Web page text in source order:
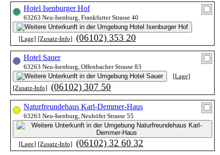
Hotel Isenburger Hof
63263 Neu-Isenburg, Frankfurter Strasse 40
[Lage] [Zusatz-Info] (06102) 353 20
Hotel Sauer
63263 Neu-Isenburg, Offenbacher Strasse 83
[Lage]
[Zusatz-Info] (06102) 307 50
Naturfreundehaus Karl-Demmer-Haus
63263 Neu-Isenburg, Neuhöfer Strasse 55
[Lage] [Zusatz-Info] (06102) 32 60 32